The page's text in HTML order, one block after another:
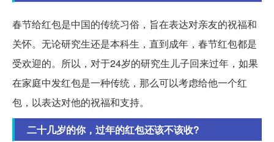
春节给红包是中国的传统习俗，旨在表达对亲友的祝福和
关怀。无论研究生还是本科生，直到成年，春节红包都是
受欢迎的。所以，对于24岁的研究生儿子回来过年，如果
在家庭中发红包是一种传统，那么可以考虑给他一个红
包，以表达对他的祝福和支持。
二十几岁的你，过年的红包还该不该收?